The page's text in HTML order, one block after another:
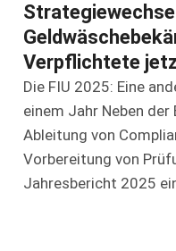
Verpflichtete
Die FIU 2025: Eine
einem Jahr Neben der
Ableitung von
Vorbereitung von
Jahresbericht 2025